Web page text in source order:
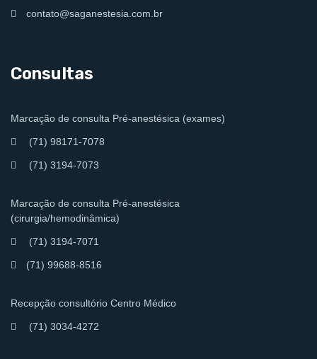
contato@saganestesia.com.br
Consultas
Marcação de consulta Pré-anestésica (exames)
(71) 98171-7078
(71) 3194-7073
Marcação de consulta Pré-anestésica
(cirurgia/hemodinâmica)
(71) 3194-7071
(71) 99688-8516
Recepção consultório Centro Médico
(71) 3034-4272